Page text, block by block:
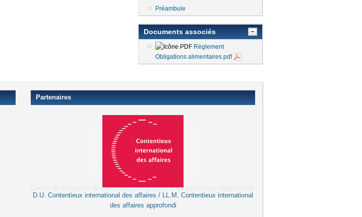
Préambule
Documents associés
Règlement
Obligations alimentaires.pdf
Partenaires
D.U. Contentieux international des affaires / LL.M. Contentieux international
des affaires approfondi